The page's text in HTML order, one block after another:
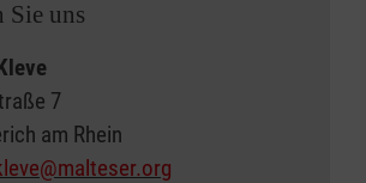
Sie uns
7
am Rhein